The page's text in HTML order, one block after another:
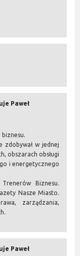
Paweł
zdobywał w jednej
obszarach obsługi
i energetycznego
Biznesu.
Nasze Miasto.
zarządzania,
Paweł